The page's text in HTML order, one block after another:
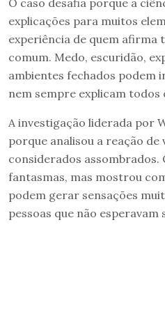
O caso desafia porque a
explicações para muitos
experiência de quem afirma
comum. Medo, escuridão,
ambientes fechados podem
nem sempre explicam todos
A investigação liderada por
porque analisou a reação
considerados
fantasmas, mas mostrou
podem gerar sensações
pessoas que não esperavam